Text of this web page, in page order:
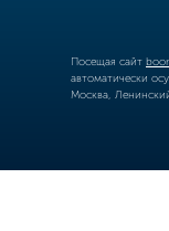
Посещая сайт
автоматически
Москва,